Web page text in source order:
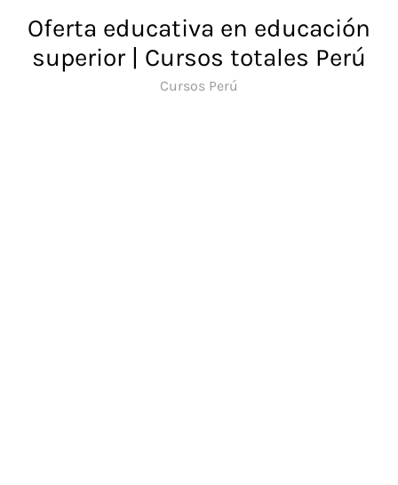
contenido
Oferta educativa en educación
superior | Cursos totales Perú
Cursos Perú